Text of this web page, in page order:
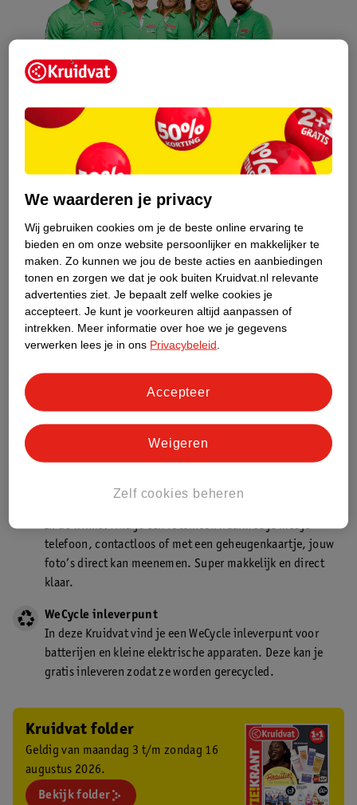
Kruidvat is een erkend specialist in
zelfzorg, ook online. Wat je
gezondheidsvraag ook is, stel hem aan
Stel je gezondheidsvraag
Ook in deze winkel
Kruidvat.nl ophaalpunt
Laat je bestelling snel en gemakkelijk bezorgen in de
Kruidvat is een gecertificeerd drogist. Dit betekent dat je
In de winkel vind je een fotokiosk waarmee je met je
telefoon, contactloos of met een geheugenkaartje, jouw
foto’s direct kan meenemen. Super makkelijk en direct
klaar.
WeCycle inleverpunt
In deze Kruidvat vind je een WeCycle inleverpunt voor
batterijen en kleine elektrische apparaten. Deze kan je
gratis inleveren zodat ze worden gerecycled.
Kruidvat folder
Geldig van maandag 3 t/m zondag 16
augustus 2026.
Bekijk folder
We waarderen je privacy
Wij gebruiken cookies om je de beste online ervaring te
bieden en om onze website persoonlijker en makkelijker te
maken. Zo kunnen we jou de beste acties en aanbiedingen
tonen en zorgen we dat je ook buiten Kruidvat.nl relevante
advertenties ziet. Je bepaalt zelf welke cookies je
accepteert. Je kunt je voorkeuren altijd aanpassen of
intrekken.
Meer informatie over hoe we je gegevens
verwerken lees je in ons Privacybeleid
Zelf cookies beheren
Weigeren
Accepteer